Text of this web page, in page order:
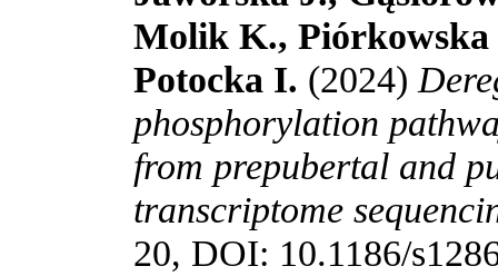
Molik K., Piórkowska
Potocka I. (2024)
phosphorylation
from prepubertal and
transcriptome
20, DOI: 10.1186/